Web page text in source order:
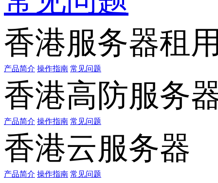
香港服务器租
产品简介 操作指南 常见问题
香港高防服务
产品简介 操作指南 常见问题
香港云服务器
产品简介 操作指南 常见问题